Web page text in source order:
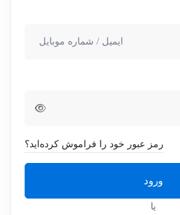
رمز عبور خود را فراموش کرده‌اید؟
ورود
یا